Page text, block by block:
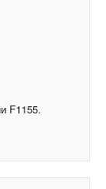
F1155.